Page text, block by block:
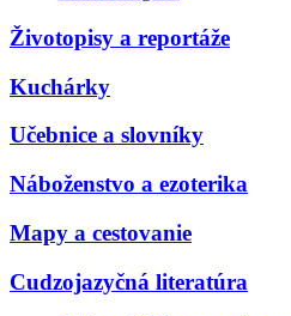
Životopisy a reportáže
Kuchárky
Učebnice a slovníky
Náboženstvo a ezoterika
Mapy a cestovanie
Cudzojazyčná literatúra